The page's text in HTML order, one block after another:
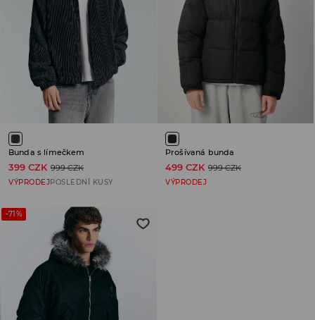
Bunda s límečkem
399 CZK 999 CZK
VÝPRODEJ POSLEDNÍ KUSY
Prošívaná bunda
499 CZK 999 CZK
VÝPRODEJ
-71%